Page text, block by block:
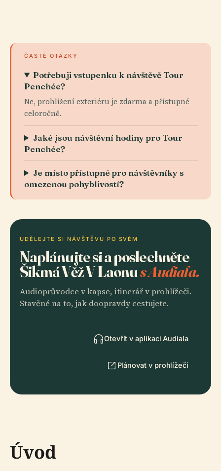
ČASTÉ OTÁZKY
Potřebuji vstupenku k návštěvě Tour
Penchée?
Ne, prohlížení exteriéru je zdarma a přístupné
celoročně.
Jaké jsou návštěvní hodiny pro Tour
Penchée?
Je místo přístupné pro návštěvníky s
omezenou pohyblivostí?
UDĚLEJTE SI NÁVŠTĚVU PO SVÉM
Naplánujte si a poslechněte
Šikmá Věž V Laonus Audiala.
Audioprůvodce v kapse, itinerář v prohlížeči.
Stavěné na to, jak doopravdy cestujete.
Otevřít v aplikaci Audiala
Plánovat v prohlížeči
Úvod